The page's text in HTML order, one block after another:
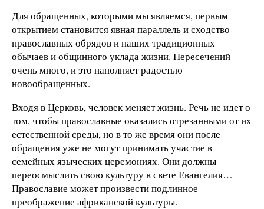
Для обращенных, которыми мы являемся, первым
открытием становится явная параллель и сходство
православных обрядов и наших традиционных
обычаев и общинного уклада жизни. Пересечений
очень много, и это наполняет радостью
новообращенных.
Входя в Церковь, человек меняет жизнь. Речь не идет о
том, чтобы православные оказались отрезанными от их
естественной среды, но в то же время они после
обращения уже не могут принимать участие в
семейных языческих церемониях. Они должны
переосмыслить свою культуру в свете Евангелия…
Православие может произвести подлинное
преображение африканской культуры.